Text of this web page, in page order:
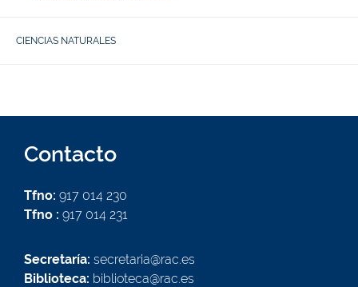
CIENCIAS NATURALES
Contacto
Tfno: 917 014 230
Tfno : 917 014 231
Secretaría: secretaria@rac.es
Biblioteca: biblioteca@rac.es